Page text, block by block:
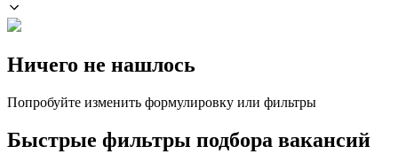
Ничего не нашлось
Попробуйте изменить формулировку или фильтры
Быстрые фильтры подбора вакансий